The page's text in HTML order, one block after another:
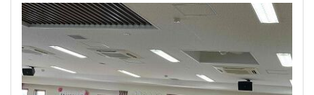
e
v
i
o
u
x